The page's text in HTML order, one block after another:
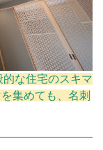
的な住宅のスキマ
集めても、名刺